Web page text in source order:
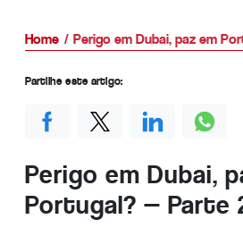
Home Perigo em Dubai, paz em
Perigo em Dubai,
Portugal? — Parte
Partilhe este artigo: